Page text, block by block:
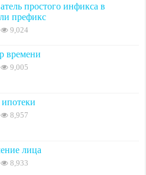
простого инфикса в
префикс
9,024
времени
9,005
8,957
лица
8,933